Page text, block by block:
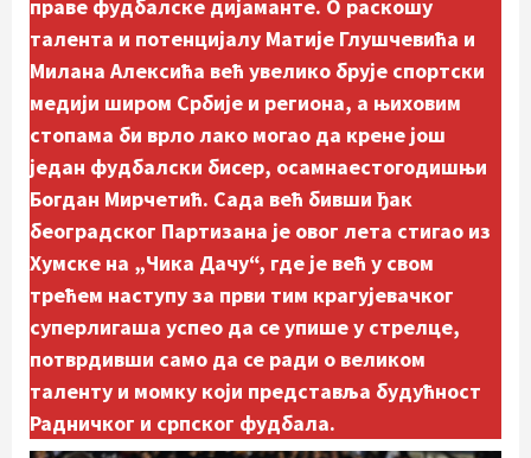
праве фудбалске дијаманте. О раскошу
талента и потенцијалу Матије Глушчевића и
Милана Алексића већ увелико брује спортски
медији широм Србије и региона, а њиховим
стопама би врло лако могао да крене још
један фудбалски бисер, осамнаестогодишњи
Богдан Мирчетић. Сада већ бивши ђак
београдског Партизана је овог лета стигао из
Хумске на „Чика Дачу“, где је већ у свом
трећем наступу за први тим крагујевачког
суперлигаша успео да се упише у стрелце,
потврдивши само да се ради о великом
таленту и момку који представља будућност
Радничког и српског фудбала.